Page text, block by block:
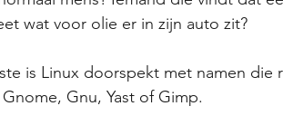
wat voor olie er in zijn auto zit?
is Linux doorspekt met namen die
Gnu, Yast of Gimp.